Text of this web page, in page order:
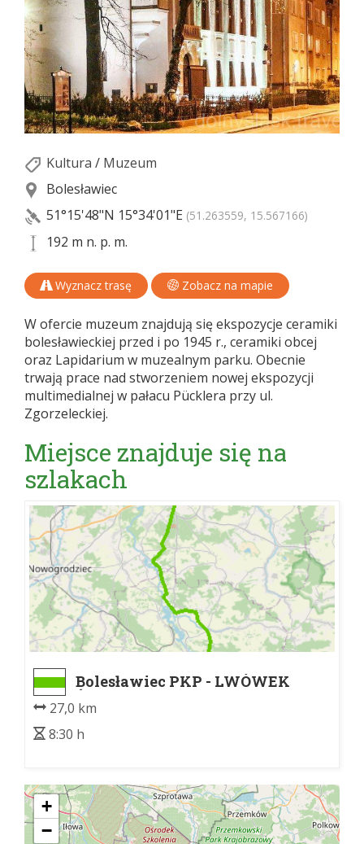
Kultura / Muzeum
Bolesławiec
51°15'48"N 15°34'01"E (51.263559, 15.567166)
192 m n. p. m.
Wyznacz trasę Zobacz na mapie
W ofercie muzeum znajdują się ekspozycje ceramiki
bolesławieckiej przed i po 1945 r., ceramiki obcej
oraz Lapidarium w muzealnym parku. Obecnie
trwają prace nad stworzeniem nowej ekspozycji
multimedialnej w pałacu Pücklera przy ul.
Zgorzeleckiej.
Miejsce znajduje się na
szlakach
Bolesławiec PKP - LWÓWEK
ŚLĄSKI PKP pd.
27,0 km
8:30 h
+
−